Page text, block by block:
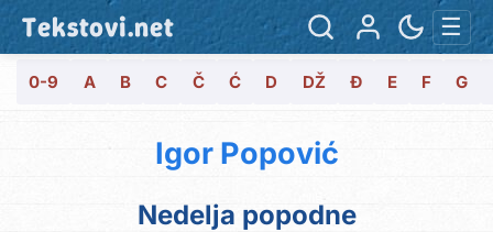
Tekstovi.net ☰
0-9 A B C Č Ć D DŽ Đ E F G
Igor Popović
Nedelja popodne